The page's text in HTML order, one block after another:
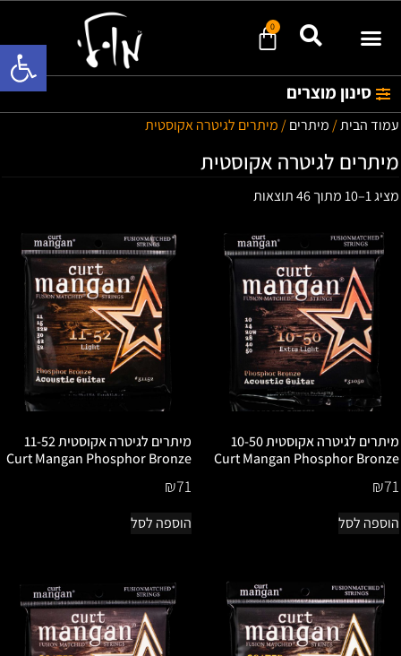
פתח
0
סינון מוצרים
עמוד הבית/מיתרים/ מיתרים לגיטרה אקוסטית
מיתרים לגיטרה אקוסטית
מציג 1–10 מתוך 46 תוצאות
מיתרים לגיטרה אקוסטית 10-50
Curt Mangan Phosphor Bronze
₪71
הוספה לסל
מיתרים לגיטרה אקוסטית 11-52
Curt Mangan Phosphor Bronze
₪71
הוספה לסל